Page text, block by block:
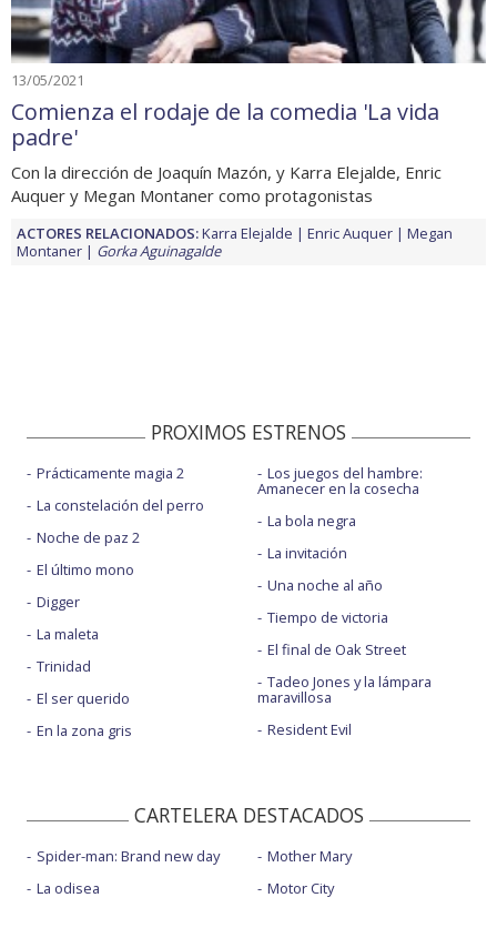
13/05/2021
Comienza el rodaje de la comedia 'La vida
padre'
Con la dirección de Joaquín Mazón, y Karra Elejalde, Enric
Auquer y Megan Montaner como protagonistas
ACTORES RELACIONADOS:Karra Elejalde Enric Auquer
Megan
Montaner
Gorka Aguinagalde
PROXIMOS ESTRENOS
Prácticamente magia 2
La constelación del perro
Noche de paz 2
El último mono
Digger
La maleta
Trinidad
El ser querido
En la zona gris
Los juegos del hambre:
Amanecer en la cosecha
La bola negra
La invitación
Una noche al año
Tiempo de victoria
El final de Oak Street
Tadeo Jones y la lámpara
maravillosa
Resident Evil
CARTELERA DESTACADOS
Spider-man: Brand new day
La odisea
Mother Mary
Motor City